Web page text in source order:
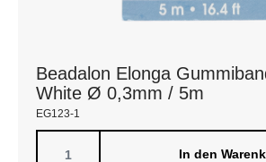
Beadalon Elonga
White Ø 0,3mm / 5m
EG123-1
In den